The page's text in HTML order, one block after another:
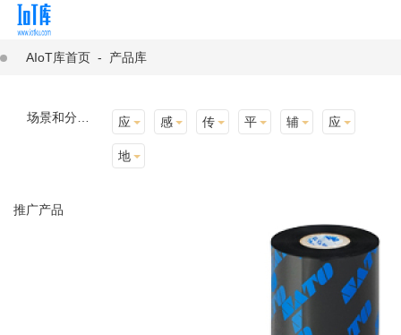
AIoT库首页 - 产品库
应用场景 感知层 传输层 平台层 辅助产品与材料 应用终端
地址选择
推广产品